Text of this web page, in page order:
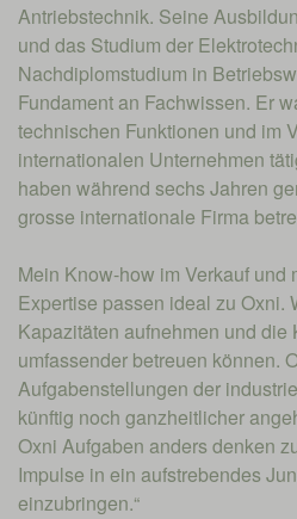
Antriebstechnik. Seine
und das Studium der
Nachdiplomstudium in
Fundament an Fachwissen. Er
technischen Funktionen und im
internationalen Unternehmen
haben während sechs Jahren
grosse internationale Firma
Mein Know-how im Verkauf und
Expertise passen ideal zu Oxni.
Kapazitäten aufnehmen und
umfassender betreuen können.
Aufgabenstellungen der
künftig noch ganzheitlicher
Oxni Aufgaben anders denken
Impulse in ein aufstrebendes
einzubringen.“